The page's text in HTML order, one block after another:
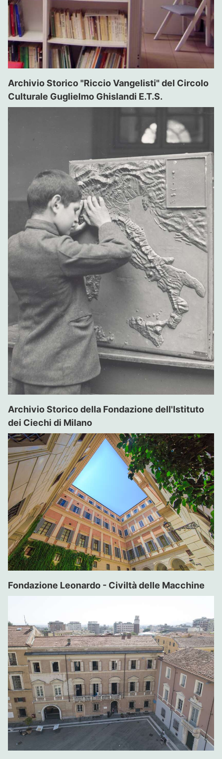
Archivio Storico "Riccio Vangelisti" del Circolo
Culturale Guglielmo Ghislandi E.T.S.
Archivio Storico della Fondazione dell'Istituto
dei Ciechi di Milano
Fondazione Leonardo - Civiltà delle Macchine